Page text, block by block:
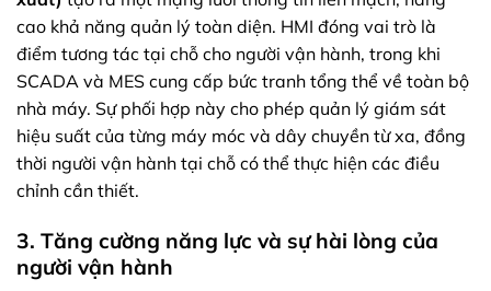
cao khả năng quản lý toàn diện. HMI đóng vai trò là
điểm tương tác tại chỗ cho người vận hành, trong khi
SCADA và MES cung cấp bức tranh tổng thể về toàn bộ
nhà máy. Sự phối hợp này cho phép quản lý giám sát
hiệu suất của từng máy móc và dây chuyền từ xa, đồng
thời người vận hành tại chỗ có thể thực hiện các điều
chỉnh cần thiết.
3. Tăng cường năng lực và sự hài lòng của
người vận hành